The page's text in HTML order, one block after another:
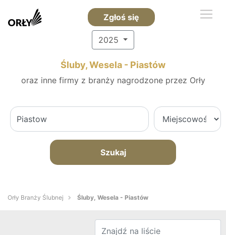
Zgłoś się
2025
Śluby, Wesela - Piastów
oraz inne firmy z branży nagrodzone przez Orły
Szukaj
Orły Branży Ślubnej Śluby, Wesela - Piastów